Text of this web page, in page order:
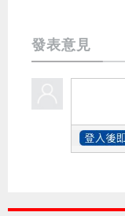
發表意見